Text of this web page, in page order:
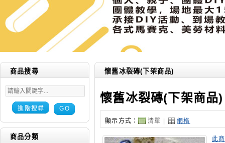
商品搜尋
進階搜尋 GO
商品分類
懷舊冰裂磚(下架商品)
懷舊冰裂磚(下架商品)
顯示方式： 清單 網格
此